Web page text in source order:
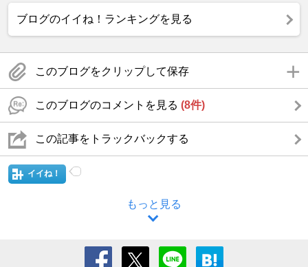
ブログのイイね！ランキングを見る
このブログをクリップして保存
このブログのコメントを見る (8件)
この記事をトラックバックする
イイね！
もっと見る